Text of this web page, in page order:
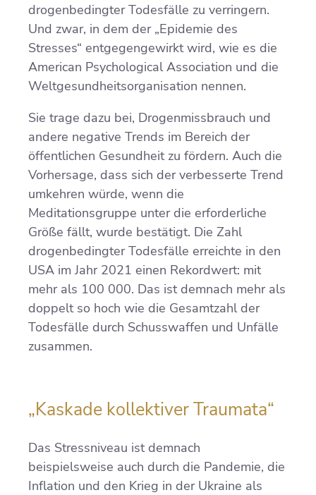
drogenbedingter Todesfälle zu verringern.
Und zwar, in dem der „Epidemie des
Stresses“ entgegengewirkt wird, wie es die
American Psychological Association und die
Weltgesundheitsorganisation nennen.
Sie trage dazu bei, Drogenmissbrauch und
andere negative Trends im Bereich der
öffentlichen Gesundheit zu fördern. Auch die
Vorhersage, dass sich der verbesserte Trend
umkehren würde, wenn die
Meditationsgruppe unter die erforderliche
Größe fällt, wurde bestätigt. Die Zahl
drogenbedingter Todesfälle erreichte in den
USA im Jahr 2021 einen Rekordwert: mit
mehr als 100 000. Das ist demnach mehr als
doppelt so hoch wie die Gesamtzahl der
Todesfälle durch Schusswaffen und Unfälle
zusammen.
„Kaskade kollektiver Traumata“
Das Stressniveau ist demnach
beispielsweise auch durch die Pandemie, die
Inflation und den Krieg in der Ukraine als